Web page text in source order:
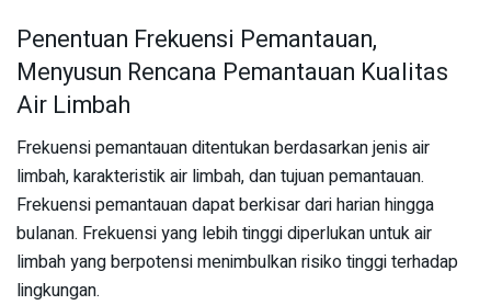
Penentuan Frekuensi Pemantauan,
Menyusun Rencana Pemantauan Kualitas
Air Limbah
Frekuensi pemantauan ditentukan berdasarkan jenis air
limbah, karakteristik air limbah, dan tujuan pemantauan.
Frekuensi pemantauan dapat berkisar dari harian hingga
bulanan. Frekuensi yang lebih tinggi diperlukan untuk air
limbah yang berpotensi menimbulkan risiko tinggi terhadap
lingkungan.